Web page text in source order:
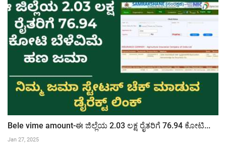
Bele vime amount-ಈ ಜಿಲ್ಲೆಯ 2.03 ಲಕ್ಷ ರೈತರಿಗೆ 76.94 ಕೋಟಿ...
Jan 27, 2025